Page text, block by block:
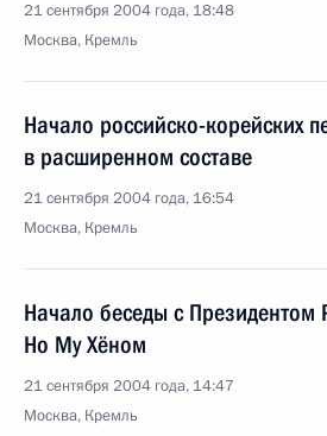
21 сентября 2004 года, 18:48
Москва, Кремль
Начало российско-корейских
в расширенном составе
21 сентября 2004 года, 16:54
Москва, Кремль
Начало беседы с Президентом
Но Му Хёном
21 сентября 2004 года, 14:47
Москва, Кремль